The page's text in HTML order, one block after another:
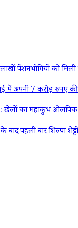
पेंशनभोगियों को मिली
7 करोड़ रुपए की
का महाकुंभ ओलंपिक
बाद पहली बार शिल्पा